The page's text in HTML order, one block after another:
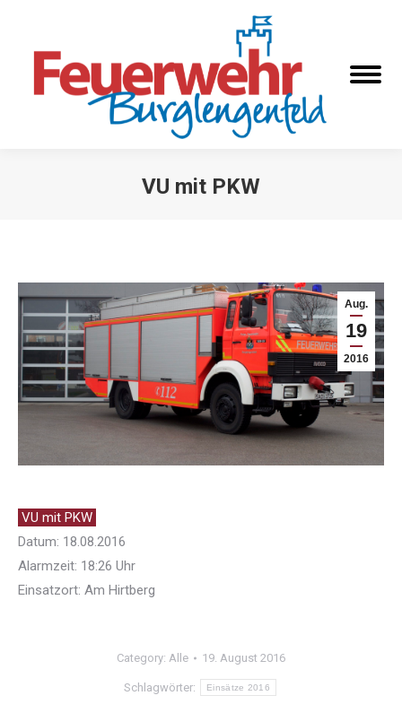
VU mit PKW
Aug.
19
2016
VU mit PKW
Datum: 18.08.2016
Alarmzeit: 18:26 Uhr
Einsatzort: Am Hirtberg
Category: Alle 19. August 2016
Schlagwörter: Einsätze 2016